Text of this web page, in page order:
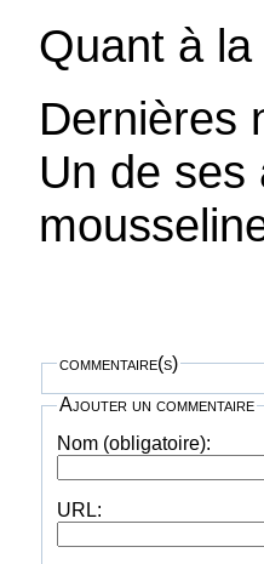
Quant à
Dernières
Un de
commentaire(s)
Ajouter un commentaire
Nom (obligatoire):
URL: